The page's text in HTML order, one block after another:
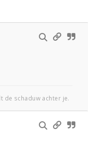
de schaduw achter je.